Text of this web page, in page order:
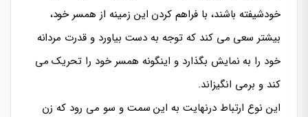
خودشیفته باشند، با فراهم کردن این زمینه از همسر خود،
بیشتر سعی می کند که توجه به دست بیاورد و قدرت مردانه
خود را به نمایش بگذارد و اینگونه همسر خود را تحریک می
کند و برمی انگیزاند.
این نوع ارتباط درنهایت به این سمت و سو می رود که زن